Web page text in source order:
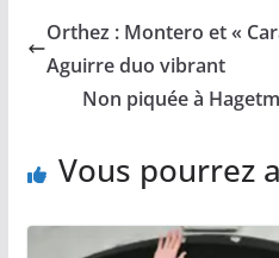
o
o
k
i
n
A
p
p
g
Orthez : Montero et «
Aguirre duo vibrant
Non piquée à
Vous pourrez